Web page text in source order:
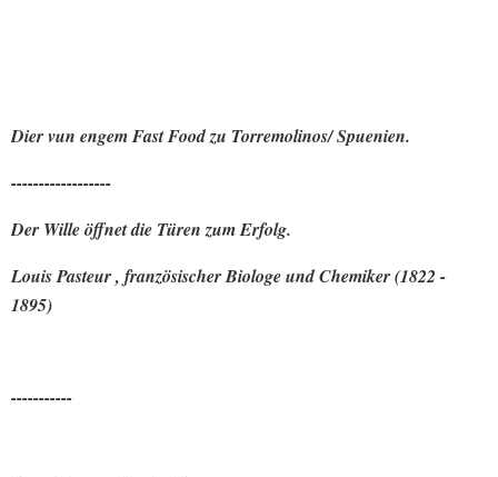
Dier vun engem Fast Food zu Torremolinos/ Spuenien.
------------------
Der Wille öffnet die Türen zum Erfolg.
Louis Pasteur , französischer Biologe und Chemiker (1822 -
1895)
-----------